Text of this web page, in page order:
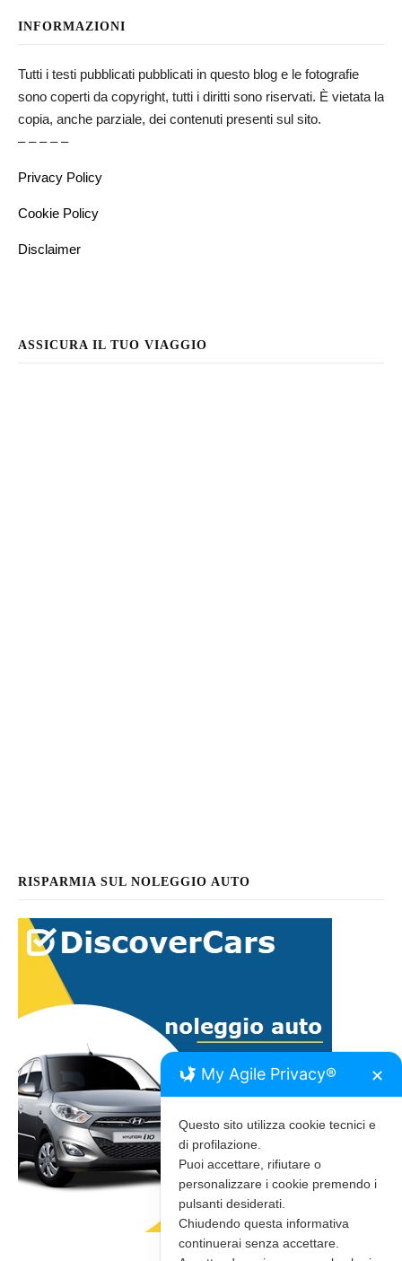
INFORMAZIONI
Tutti i testi pubblicati pubblicati in questo blog e le fotografie
sono coperti da copyright, tutti i diritti sono riservati. È vietata la
copia, anche parziale, dei contenuti presenti sul sito.
– – – – –
Privacy Policy
Cookie Policy
Disclaimer
ASSICURA IL TUO VIAGGIO
RISPARMIA SUL NOLEGGIO AUTO
My Agile Privacy® ✕
Questo sito utilizza cookie tecnici e
di profilazione.
Puoi accettare, rifiutare o
personalizzare i cookie premendo i
pulsanti desiderati.
Chiudendo questa informativa
continuerai senza accettare.